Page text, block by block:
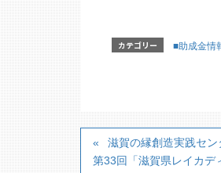
カテゴリー ■助成金情
滋賀の縁創造実践セン
第33回「滋賀県レイカデ